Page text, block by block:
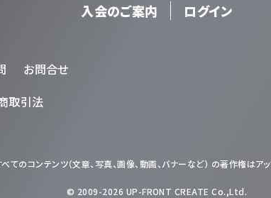
入会のご案内 ログイン
お問合せ
取引法
てのコンテンツ（文章、写真、画像、動画、バナーなど） の著作権はア
© 2009-2026 UP-FRONT CREATE Co.,Ltd.